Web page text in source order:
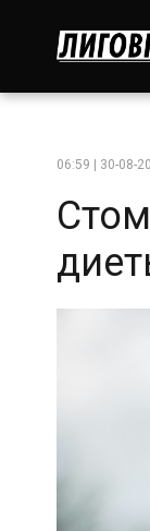
06:59 | 30-08-